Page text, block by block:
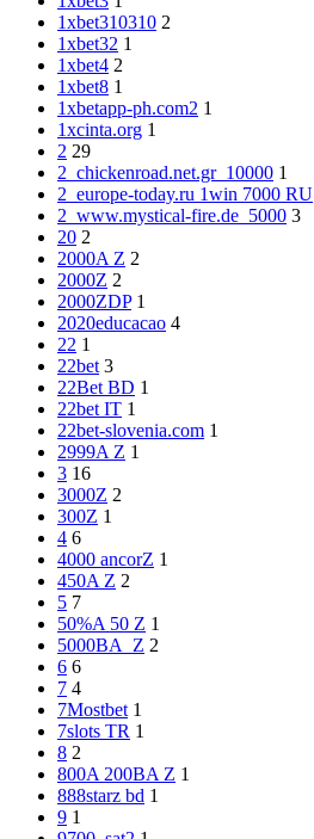
1xbet310310 2
1xbet32 1
1xbet4 2
1xbet8 1
1xbetapp-ph.com2 1
1xcinta.org 1
2 29
2_chickenroad.net.gr_10000 1
2_europe-today.ru 1win 7000 RU
2_www.mystical-fire.de_5000 3
20 2
2000A Z 2
2000Z 2
2000ZDP 1
2020educacao 4
22 1
22bet 3
22Bet BD 1
22bet IT 1
22bet-slovenia.com 1
2999A Z 1
3 16
3000Z 2
300Z 1
4 6
4000 ancorZ 1
450A Z 2
5 7
50%A 50 Z 1
5000BA_Z 2
6 6
7 4
7Mostbet 1
7slots TR 1
8 2
800A 200BA Z 1
888starz bd 1
9 1